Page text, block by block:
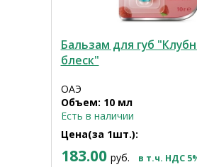
Бальзам для губ
блеск"
ОАЭ
Объем: 10 мл
Есть в наличии
Цена(за 1шт.):
183.00 руб. в т.ч. НДС